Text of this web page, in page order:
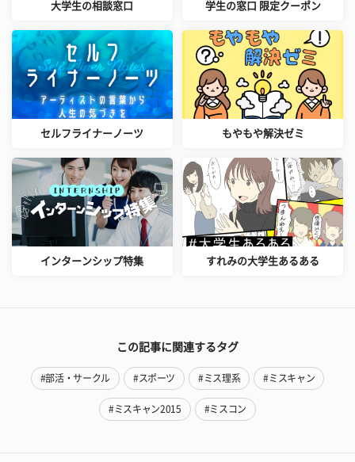
大学生の相談窓口 学生の窓口 限定クーポン
セルフライナーノーツ もやもや解決ゼミ
インターンシップ特集 すれみの大学生あるある
この記事に関連するタグ
#部活・サークル #スポーツ #ミス理系 #ミスキャン
#ミスキャン2015 #ミスコン